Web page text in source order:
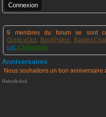
9 membres du forum se sont
GregLeOuf, BouliPatrol ,
pat, Chrisrange
Anniversaires
Nous souhaitons un bon anniversaire
Rebelle4x4